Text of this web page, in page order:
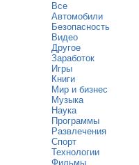
Все
Автомобили
Безопасность
Видео
Другое
Заработок
Игры
Книги
Мир и бизнес
Музыка
Наука
Программы
Развлечения
Спорт
Технологии
Фильмы